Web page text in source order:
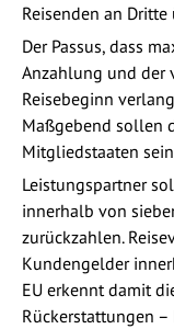
Reisenden an
Der Passus, dass
Anzahlung und der
Reisebeginn
Maßgebend sollen
Mitgliedstaaten
Leistungspartner
innerhalb von
zurückzahlen.
Kundengelder
EU erkennt damit
Rückerstattungen